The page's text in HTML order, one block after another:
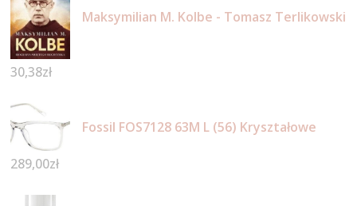
Maksymilian M. Kolbe - Tomasz Terlikowski
30,38zł
Fossil FOS7128 63M L (56) Kryształowe
289,00zł